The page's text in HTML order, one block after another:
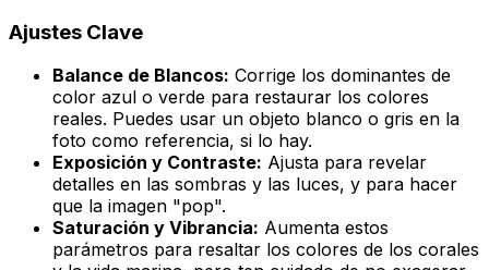
Ajustes Clave
Balance de Blancos: Corrige los dominantes de
color azul o verde para restaurar los colores
reales. Puedes usar un objeto blanco o gris en la
foto como referencia, si lo hay.
Exposición y Contraste: Ajusta para revelar
detalles en las sombras y las luces, y para hacer
que la imagen "pop".
Saturación y Vibrancia: Aumenta estos
parámetros para resaltar los colores de los corales